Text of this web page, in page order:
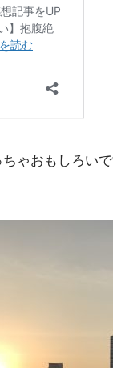
ゃおもしろ